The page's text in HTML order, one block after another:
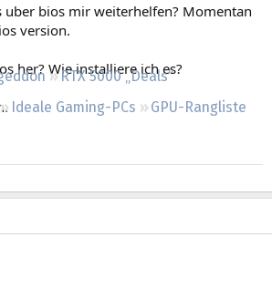
RTX 5000 „Deals“
Ideale Gaming-PCs
GPU-Rangliste
uber bios mir weiterhelfen? Momentan
version.
her? Wie installiere ich es?